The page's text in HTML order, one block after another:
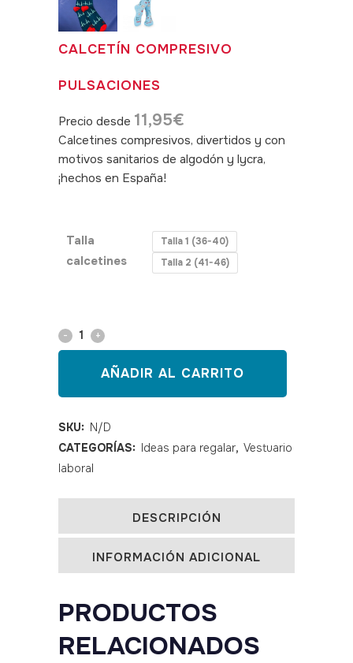
CALCETÍN COMPRESIVO
PULSACIONES
Precio desde 11,95€
Calcetines compresivos, divertidos y con
motivos sanitarios de algodón y lycra,
¡hechos en España!
Talla
calcetines
Talla 1 (36-40)
Talla 2 (41-46)
Calcetín
compresivo
Pulsaciones
quantity
AÑADIR AL CARRITO
SKU: N/D
CATEGORÍAS: Ideas para regalar, Vestuario
laboral
DESCRIPCIÓN
INFORMACIÓN ADICIONAL
PRODUCTOS
RELACIONADOS